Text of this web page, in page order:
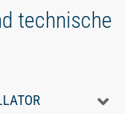
technische